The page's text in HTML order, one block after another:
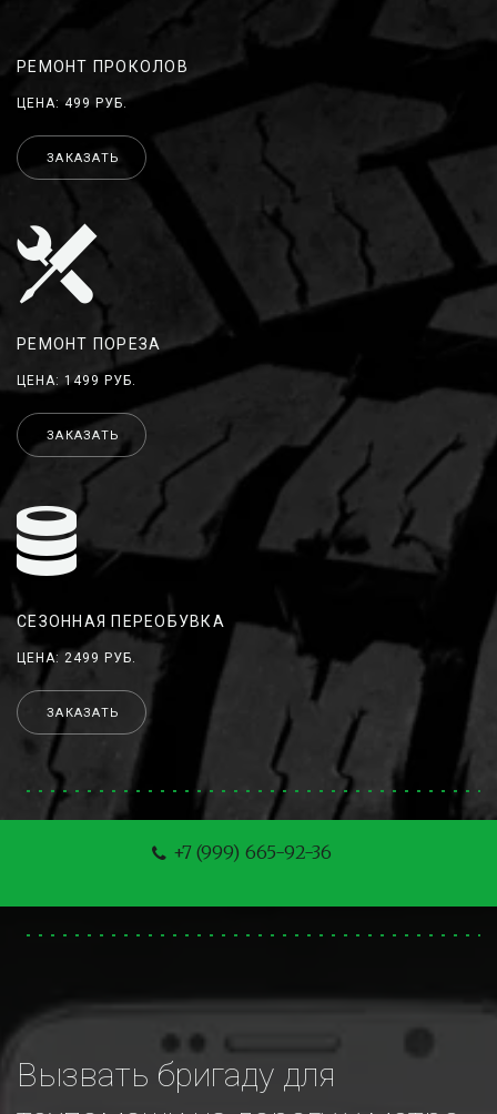
РЕМОНТ ПРОКОЛОВ
ЦЕНА: 499 РУБ.
ЗАКАЗАТЬ
РЕМОНТ ПОРЕЗА
ЦЕНА: 1499 РУБ.
ЗАКАЗАТЬ
СЕЗОННАЯ ПЕРЕОБУВКА
ЦЕНА: 2499 РУБ.
ЗАКАЗАТЬ
+7 (999) 665-92-36
Вызвать бригаду для